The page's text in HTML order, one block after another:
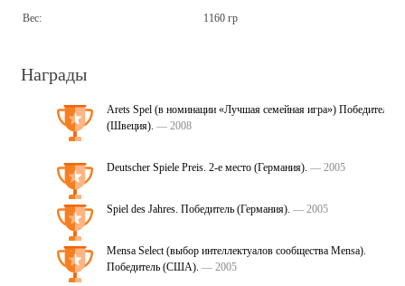
Вес: 1160 гр
Награды
Arets Spel (в номинации «Лучшая семейная игра») Победитель
(Швеция). — 2008
Deutscher Spiele Preis. 2-е место (Германия). — 2005
Spiel des Jahres. Победитель (Германия). — 2005
Mensa Select (выбор интеллектуалов сообщества Mensa).
Победитель (США). — 2005